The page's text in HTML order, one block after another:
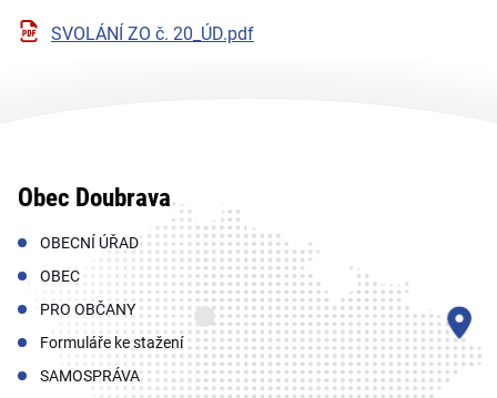
SVOLÁNÍ ZO č. 20_ÚD.pdf
Obec Doubrava
OBECNÍ ÚŘAD
OBEC
PRO OBČANY
Formuláře ke stažení
SAMOSPRÁVA